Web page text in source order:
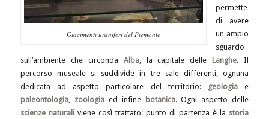
Giacimenti uraniferi del Piemonte
permette
di avere
un ampio
sguardo
sull’ambiente che circonda Alba, la capitale delle Langhe. Il
percorso museale si suddivide in tre sale differenti, ognuna
dedicata ad aspetto particolare del territorio: geologia e
paleontologia, zoologiaed infine botanica. Ogni aspetto delle
scienze naturaliviene così trattato: punto di partenza è la storia